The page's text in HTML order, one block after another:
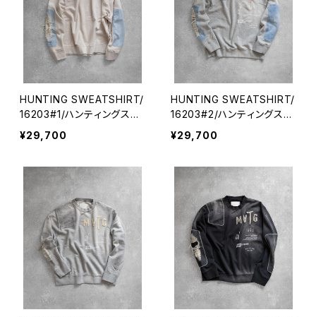
HUNTING SWEATSHIRT/
16203#1/ハンティングスエ
ット
¥29,700
HUNTING SWEATSHIRT/
16203#2/ハンティングスエ
ット
¥29,700